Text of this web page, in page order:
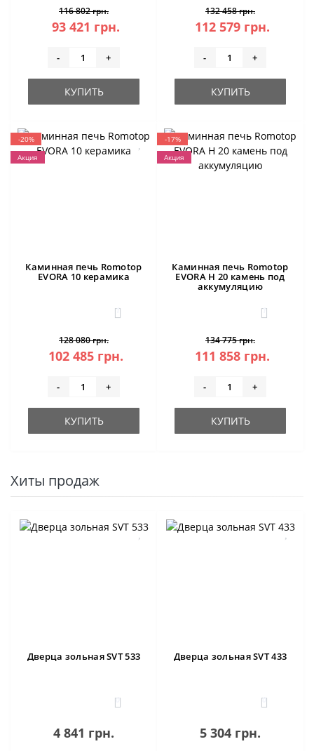
116 802 грн.
93 421 грн.
- +
КУПИТЬ
132 458 грн.
112 579 грн.
- +
КУПИТЬ
-20%
Акция
Каминная печь Romotop
EVORA 10 керамика
1
128 080 грн.
102 485 грн.
- +
КУПИТЬ
-17%
Акция
Каминная печь Romotop
EVORA H 20 камень под
аккумуляцию
1
134 775 грн.
111 858 грн.
- +
КУПИТЬ
Хиты продаж
Дверца зольная SVT 533
0
4 841 грн.
Дверца зольная SVT 433
0
5 304 грн.